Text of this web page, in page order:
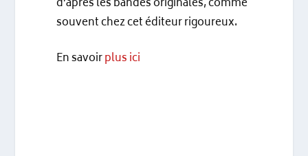
d’après les bandes originales, comme
souvent chez cet éditeur rigoureux.
En savoirplus ici